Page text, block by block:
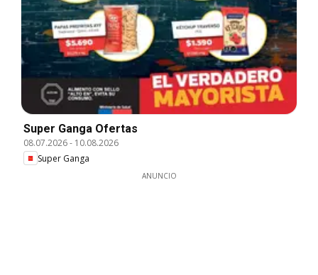
Super Ganga Ofertas
08.07.2026- 10.08.2026
Super Ganga
ANUNCIO